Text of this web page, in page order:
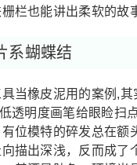
栏也能讲出柔软的故
系蝴蝶结
当橡皮泥用的案例,
透明度画笔给眼睑扫
位模特的碎发总在额
描出深浅，反而成了